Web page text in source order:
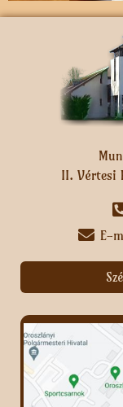
II. Vértesi
E-